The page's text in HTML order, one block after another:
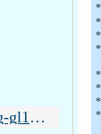
https://www.gold-rider.fr/poignee-lumineuse-de-top-case-goldwing-gl1800-kuryakyn-3215.html
*
*
*
*
*
*
*
*